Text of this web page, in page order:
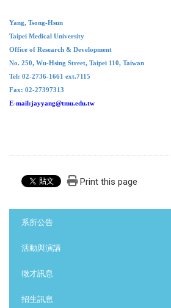
Yang, Tsong-Hsun
Taipei Medical University
Office of Research & Development
No. 250, Wu-Hsing Street, Taipei 110, Taiwan
Tel: 02-2736-1661 ext.7115
Fax: 02-27397313
E-mail:jayyang@tmu.edu.tw
Print this page
系所公告
活動與演講
徵才訊息
招生訊息